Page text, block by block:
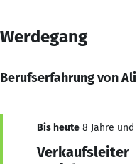
Werdegang
Berufserfahrung von
Bis heute 8 Jahre
Verkaufsleiter